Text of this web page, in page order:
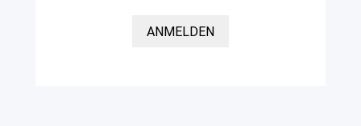
ANMELDEN